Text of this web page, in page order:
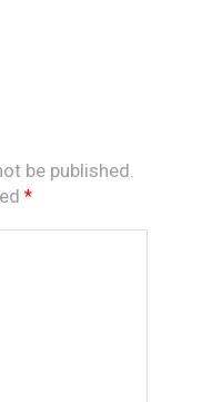
be published.
*